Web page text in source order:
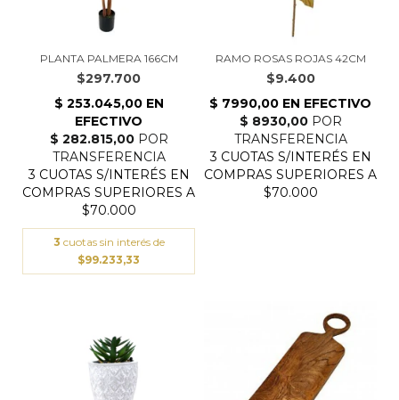
PLANTA PALMERA 166CM
$297.700
3 cuotas sin interés de
$99.233,33
RAMO ROSAS ROJAS 42CM
$9.400